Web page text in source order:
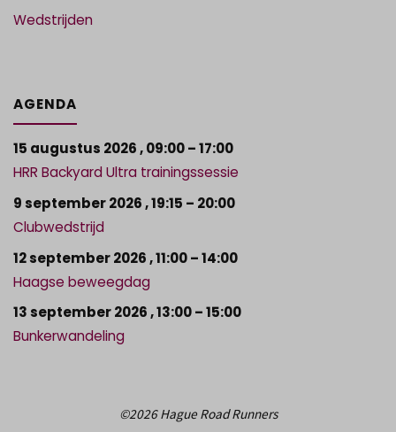
Wedstrijden
AGENDA
15 augustus 2026,09:00– 17:00
HRR Backyard Ultra trainingssessie
9 september 2026,19:15 – 20:00
Clubwedstrijd
12 september 2026,11:00– 14:00
Haagse beweegdag
13 september 2026,13:00– 15:00
Bunkerwandeling
©2026 Hague Road Runners